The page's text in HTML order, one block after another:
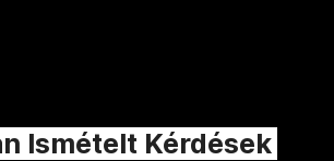
Ismételt Kérdések